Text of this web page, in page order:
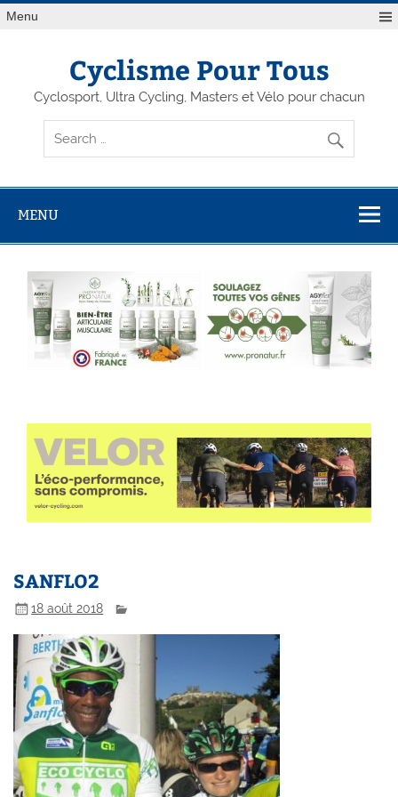
Menu
Cyclisme Pour Tous
Cyclosport, Ultra Cycling, Masters et Vélo pour chacun
MENU
SANFLO2
18 août 2018